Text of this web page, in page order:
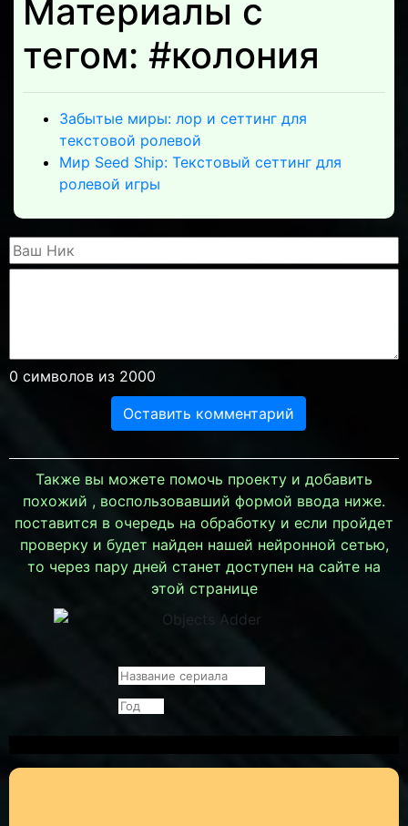
Материалы с
тегом: #колония
Забытые миры: лор и сеттинг для
текстовой ролевой
Мир Seed Ship: Текстовый сеттинг для
ролевой игры
0 символов из 2000
Оставить комментарий
Также вы можете помочь проекту и добавить
похожий , воспользовавший формой ввода ниже.
поставится в очередь на обработку и если пройдет
проверку и будет найден нашей нейронной сетью,
то через пару дней станет доступен на сайте на
этой странице